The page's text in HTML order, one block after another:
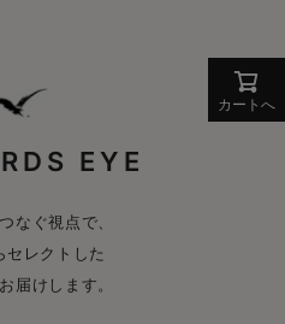
カートへ
EYE
なぐ視点で、
セレクトした
届けします。